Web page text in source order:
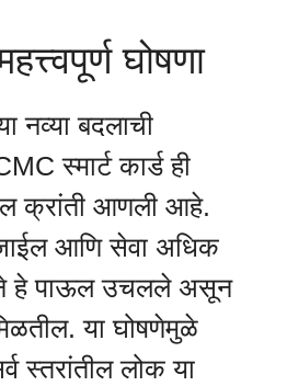
घोषणा
नव्या बदलाची
स्मार्ट कार्ड ही
क्रांती आणली आहे.
जाईल आणि सेवा अधिक
हे पाऊल उचलले असून
या घोषणेमुळे
स्तरांतील लोक या